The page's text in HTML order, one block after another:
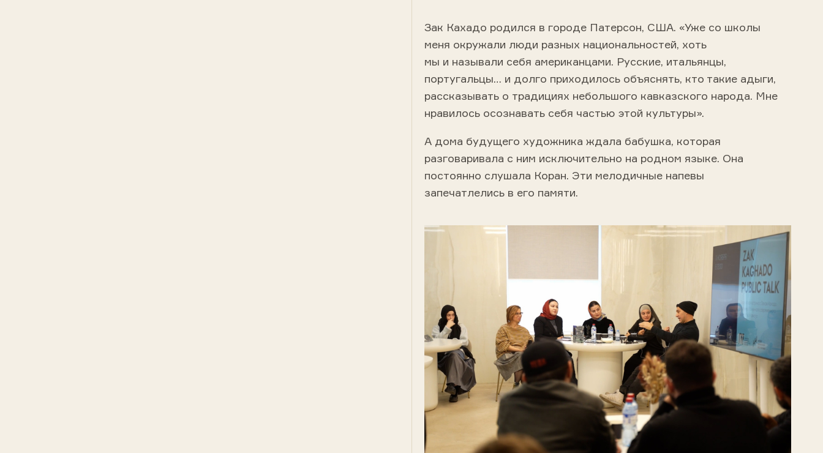
Зак Кахадо родился в городе Патерсон, США. «Уже со школы
меня окружали люди разных национальностей, хоть
мы и называли себя американцами. Русские, итальянцы,
португальцы… и долго приходилось объяснять, кто такие адыги,
рассказывать о традициях небольшого кавказского народа. Мне
нравилось осознавать себя частью этой культуры».
А дома будущего художника ждала бабушка, которая
разговаривала с ним исключительно на родном языке. Она
постоянно слушала Коран. Эти мелодичные напевы
запечатлелись в его памяти.